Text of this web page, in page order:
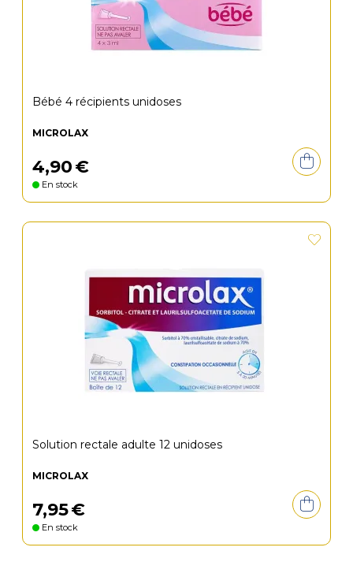
Bébé 4 récipients unidoses
MICROLAX
4,90€
En stock
Solution rectale adulte 12 unidoses
MICROLAX
7,95€
En stock